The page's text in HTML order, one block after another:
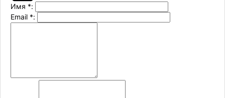
Имя *:
Email *: